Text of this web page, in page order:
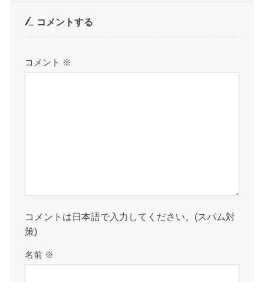
コメントする
コメント ※
コメントは日本語で入力してください。(スパム対
策)
名前 ※